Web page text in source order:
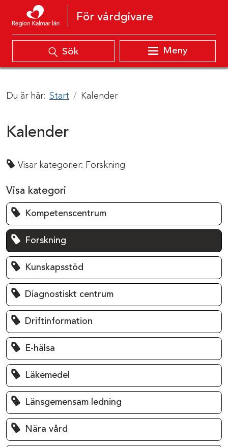
Hoppa till innehåll
För vårdgivare
Sök Meny
Du är här: Start Kalender
Kalender
Visar kategorier: Forskning
Visa kategori
Kompetenscentrum
Forskning
Kunskapsstöd
Diagnostiskt centrum
Driftinformation
E-hälsa
Läkemedel
Länsgemensam ledning
Nära vård